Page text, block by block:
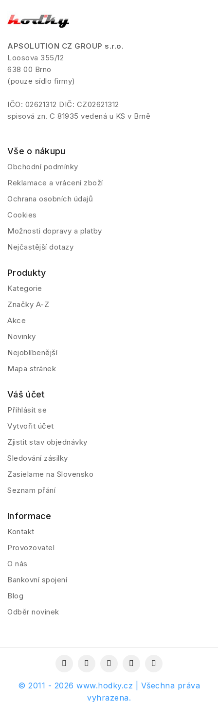
APSOLUTION CZ GROUP s.r.o.
Loosova 355/12
638 00 Brno
(pouze sídlo firmy)
IČO: 02621312 DIČ: CZ02621312
spisová zn. C 81935 vedená u KS v Brně
Vše o nákupu
Obchodní podmínky
Reklamace a vrácení zboží
Ochrana osobních údajů
Cookies
Možnosti dopravy a platby
Nejčastější dotazy
Produkty
Kategorie
Značky A-Z
Akce
Novinky
Nejoblíbenější
Mapa stránek
Váš účet
Přihlásit se
Vytvořit účet
Zjistit stav objednávky
Sledování zásilky
Zasielame na Slovensko
Seznam přání
Informace
Kontakt
Provozovatel
O nás
Bankovní spojení
Blog
Odběr novinek
© 2011 - 2026 www.hodky.cz | Všechna práva
vyhrazena.